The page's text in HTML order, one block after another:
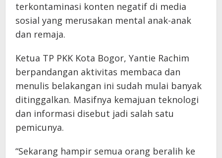
terkontaminasi konten negatif di media
sosial yang merusakan mental anak-anak
dan remaja.
Ketua TP PKK Kota Bogor, Yantie Rachim
berpandangan aktivitas membaca dan
menulis belakangan ini sudah mulai banyak
ditinggalkan. Masifnya kemajuan teknologi
dan informasi disebut jadi salah satu
pemicunya.
“Sekarang hampir semua orang beralih ke